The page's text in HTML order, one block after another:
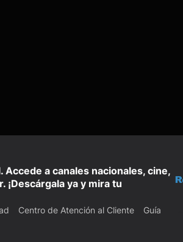
a canales nacionales, cine,
ya y mira tu
Centro de Atención al Cliente Guía